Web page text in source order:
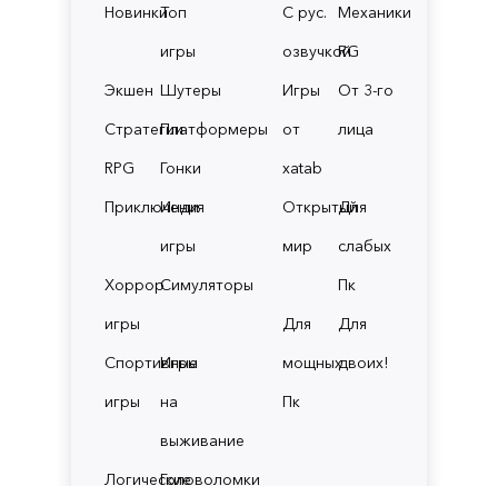
НовинкиТоп
игры
Экшен Шутеры
СтратегииПлатформеры
RPG
Гонки
Приключения
Инди
игры
Хоррор
игры
Симуляторы
Спортивные
игры
Игры
на
выживание
ЛогическиеГоловоломки
С рус.
озвучкой
Механики
RG
Игры
от
xatab
От 3-го
лица
Открытый
мир
Для
слабых
Пк
Для
мощных
Пк
Для
двоих!